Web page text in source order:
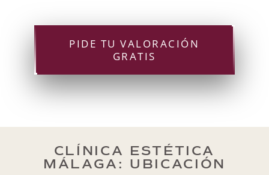
PIDE TU VALORACIÓN
GRATIS
CLÍNICA ESTÉTICA
MÁLAGA: UBICACIÓN